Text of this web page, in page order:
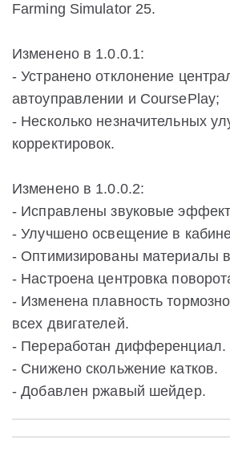
Farming Simulator 25.
Изменено в 1.0.0.1:
- Устранено отклонение
автоуправлении и CoursePlay;
- Несколько незначительных
корректировок.
Изменено в 1.0.0.2:
- Исправлены звуковые
- Улучшено освещение в
- Оптимизированы материалы
- Настроена центровка
- Изменена плавность
всех двигателей.
- Переработан дифференциал.
- Снижено скольжение катков.
- Добавлен ржавый шейдер.